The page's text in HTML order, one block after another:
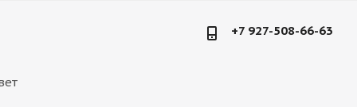
+7 927-508-66-63